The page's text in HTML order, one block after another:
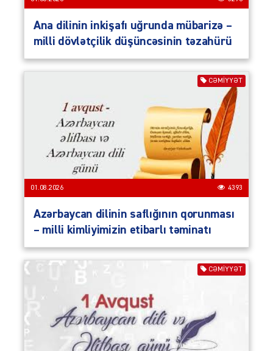
Ana dilinin inkişafı uğrunda mübarizə –
milli dövlətçilik düşüncəsinin təzahürü
CƏMIYYƏT
01.08.2026 4393
Azərbaycan dilinin saflığının qorunması
– milli kimliyimizin etibarlı təminatı
CƏMIYYƏT